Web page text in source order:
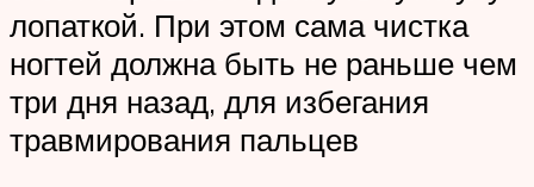
лопаткой. При этом сама чистка
ногтей должна быть не раньше чем
три дня назад, для избегания
травмирования пальцев